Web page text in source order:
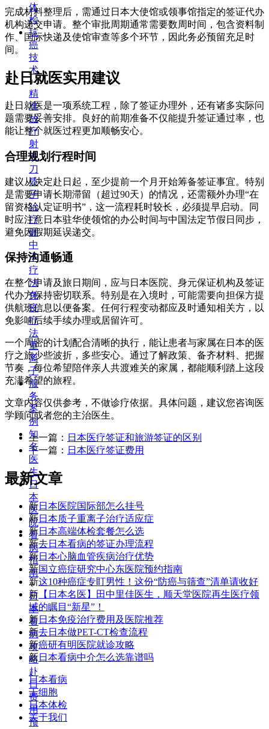
体
检
抗
癌
技
术
+
精
准
放
疗
射
波
刀
质
子
治
疗
硼
中
子
疗
法
免
疫
疗
法
重
离
子
服
务
案
例
知
名
医
生
日
本
医
院
看
病
指
南
+
日
本
看
病
攻
略
赴
日
费
用
预
完成材料整理后，需通过日本大使馆或领事馆指定的签证代办
机构递交申请。整个审批周期通常需要数周时间，包含资料制
作、国际快递及使馆审查等多个环节，因此务必预留充足时
间。
赴日就医实用建议
赴日就医是一项系统工程，除了签证办理外，还有诸多实际问
题需要妥善安排。良好的前期准备不仅能提升签证通过率，也
能让整个就医过程更加顺畅安心。
合理规划行程时间
建议从决定赴日起，至少提前一个月开始筹备签证事宜。特别
是需要申请长期滞留（超过90天）的情况，还需额外办理“在
留资格认定证明书”，这一流程耗时较长，必须提早启动。同
时应注意日本驻华使领馆的办公时间与中国法定节假日同步，
避免因假期延误递交。
保持沟通畅通
在整个申请及旅日期间，应与日本医院、身元保证机构及签证
代办方保持密切联系。特别是在入境时，可能需要向担保方提
供航班信息以便备案。任何行程变动都应及时通知相关方，以
免影响后续手续办理或居留许可。
一个周密的计划配合清晰的执行，能让患者与家属在日本的医
疗之旅少些波折，多些安心。通过了解政策、备齐材料、把握
节奏，每位希望陪伴亲人共渡难关的家属，都能顺利踏上这段
充满希望的旅程。
文章内容仅供参考，不做诊疗依据。具体问题，建议您咨询医
学顾问或者您的主治医生。
上一篇： 日本医疗签证和旅游签证的区别
下一篇： 日本医疗签证费用
最新文章
新日本医院国际部怎么挂号
新日本质子重离子治疗适应症
新日本高端体检套餐怎么选
新去日本看病的签证办理流程
新日本心脑血管疾病治疗优势
新国立癌症研究中心东医院预约指南
新这10种癌症专盯男性！这份“防癌与筛查”清单请收好
新 【日本名医】田中里佳医生，顺天堂医院再生医疗领
域的瞩目“新星”！
新日本免疫治疗费用及医院推荐
新去日本做PET-CT检查流程
新癌研有明医院就诊攻略
新日本看病中介怎么选靠谱吗
日本看病
干细胞
日本体检
关于我们